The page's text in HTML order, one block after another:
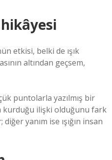
etkisi, belki de ışık
altından geçsem,
puntolarla yazılmış bir
kurduğu ilişki olduğunu fark
yanım ise ışığın insan